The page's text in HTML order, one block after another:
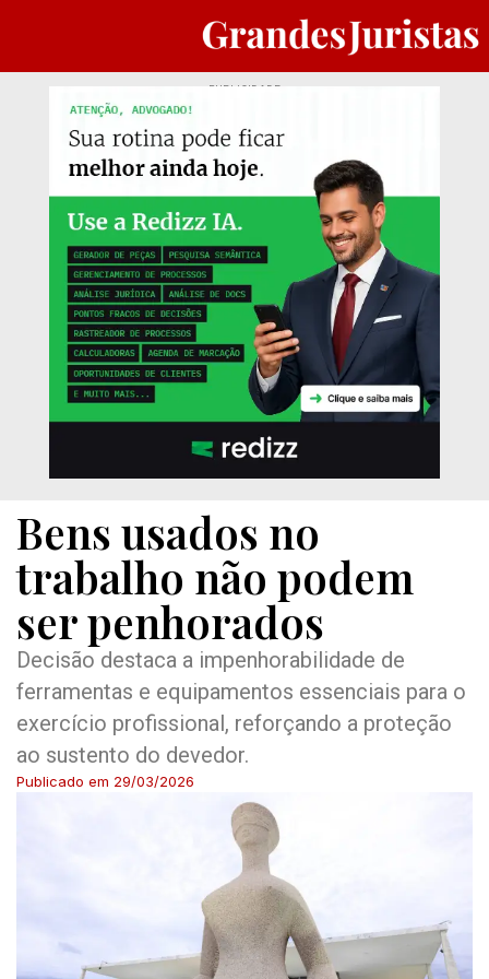
PUBLICIDADE
Bens usados no
trabalho não podem
ser penhorados
Decisão destaca a impenhorabilidade de
ferramentas e equipamentos essenciais para o
exercício profissional, reforçando a proteção
ao sustento do devedor.
Publicado em 29/03/2026